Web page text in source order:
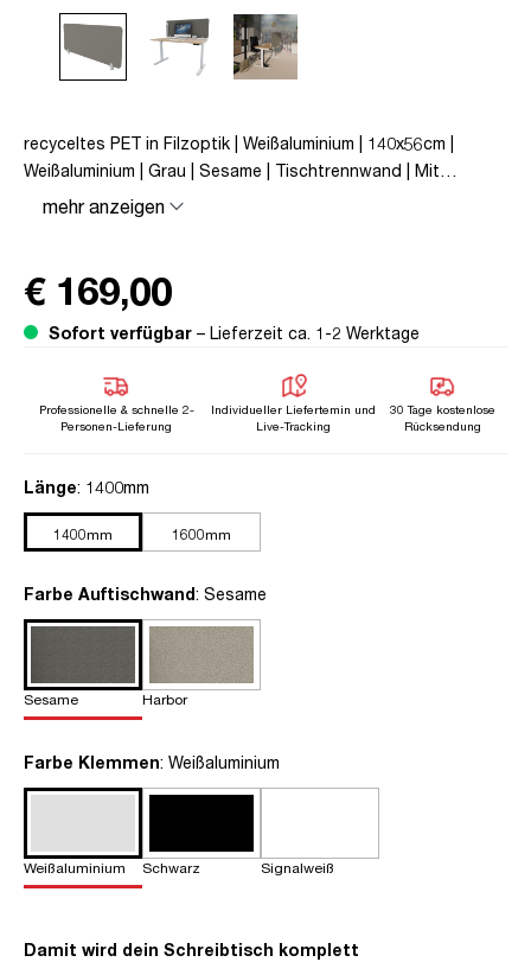
recyceltes PET in Filzoptik | Weißaluminium | 140x56cm |
Weißaluminium | Grau | Sesame | Tischtrennwand | Mit
Klemmbefestigung | unmontiert | Viteco
mehr anzeigen
€ 169,00
Sofort verfügbar – Lieferzeit ca. 1-2 Werktage
Professionelle & schnelle 2-
Personen-Lieferung
Individueller Liefertemin und
Live-Tracking
30 Tage kostenlose
Rücksendung
Längeauswählen
: 1400mm
1400mm 1600mm
Farbe Auftischwandauswählen
: Sesame
Sesame Harbor
Farbe Klemmenauswählen
: Weißaluminium
Weißaluminium Schwarz Signalweiß
Damit wird dein Schreibtisch komplett